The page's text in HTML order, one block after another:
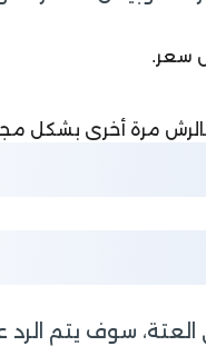
سعر.
مرة أخرى بشكل
سوف يتم